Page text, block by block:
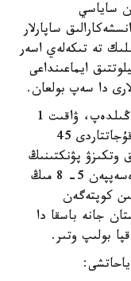
ساياسي
ساپارلار
تە تىكەلەي اسەر
ايماعىنداعى
دا سەپ بولعان.
كولىك قۇرالدارىن تەكسەرۋ راسىمدەرى جەڭىلدەپ، ۋاقىت 1
مينۋتقا دەيىن قىسقاردى. ال ونلاين جۇيە قۇجاتتاردى 45
وتكىزۋ پۋنكتىنىڭ
كىرۋ-شىعۋ زالى ارقىلى كۇن سايىن ورتا ەسەپپەن 5- 8 مىڭ
كوپتەگەن
جانە باسقا دا
بولىپ وتىر.